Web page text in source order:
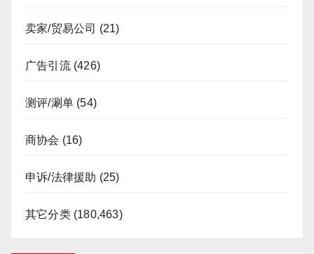
卖家/贸易公司 (21)
广告引流(426)
测评/涮单 (54)
商协会 (16)
申诉/法律援助 (25)
其它分类(180,463)